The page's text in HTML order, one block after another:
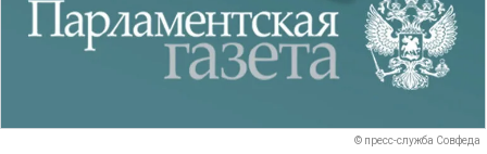
© пресс-служба Совфеда